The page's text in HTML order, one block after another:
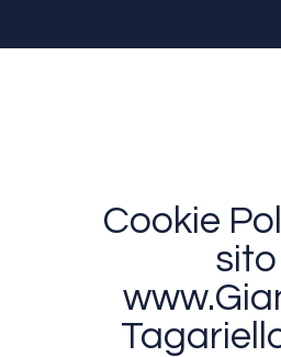
Cookie
sito